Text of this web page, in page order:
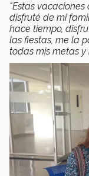
"Estas
disfruté de mi
hace tiempo,
las fiestas, me la
todas mis metas y